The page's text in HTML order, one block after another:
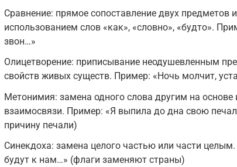
Сравнение: прямое сопоставление двух предметов
использованием слов «как», «словно», «будто».
звон…»
Олицетворение: приписывание неодушевленным
свойств живых существ. Пример: «Ночь молчит,
Метонимия: замена одного слова другим на основе
взаимосвязи. Пример: «Я выпила до дна свою
причину печали)
Синекдоха: замена целого частью или части
будут к нам…» (флаги заменяют страны)